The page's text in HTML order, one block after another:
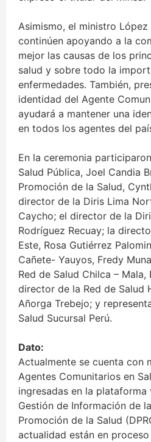
Asimismo, el ministro
continúen apoyando a la
mejor las causas de los
salud y sobre todo la
enfermedades. También,
identidad del Agente
ayudará a mantener una
en todos los agentes del
En la ceremonia
Salud Pública, Joel Candia
Promoción de la Salud,
director de la Diris Lima
Caycho; el director de la
Rodríguez Recuay; la
Este, Rosa Gutiérrez
Cañete- Yauyos, Fredy
Red de Salud Chilca –
director de la Red de Salud
Añorga Trebejo; y
Salud Sucursal Perú.
Dato:
Actualmente se cuenta con
Agentes Comunitarios en
ingresadas en la
Gestión de Información de
Promoción de la Salud
actualidad están en